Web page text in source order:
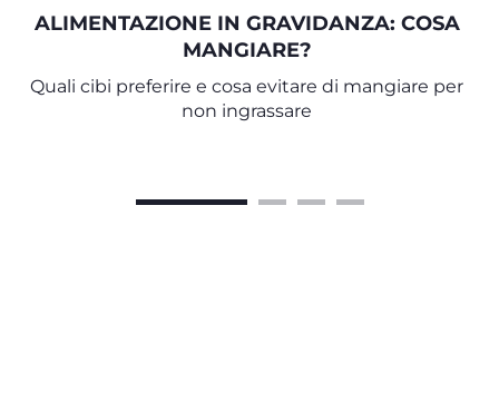
ALIMENTAZIONE IN GRAVIDANZA: COSA
MANGIARE?
Quali cibi preferire e cosa evitare di mangiare per
non ingrassare